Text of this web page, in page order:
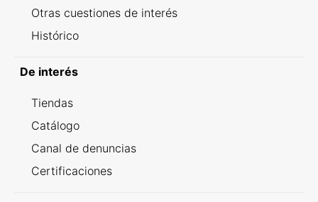
Otras cuestiones de interés
Histórico
De interés
Tiendas
Catálogo
Canal de denuncias
Certificaciones